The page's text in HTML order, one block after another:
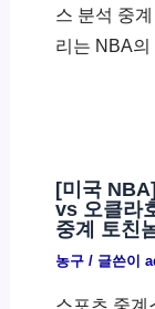
스 분석 중
리는 NBA
[미국
vs 오클라
중계 토친
농구/ 글쓴이
스포츠 중계